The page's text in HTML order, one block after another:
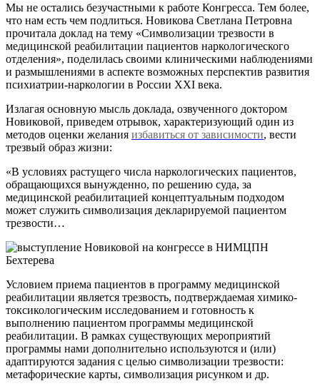
Мы не остались безучастными к работе Конгресса. Тем более,
что нам есть чем подлиться. Новикова Светлана Петровна
прочитала доклад на тему «Символизации трезвости в
медицинской реабилитации пациентов наркологического
отделения», поделилась своими клиническими наблюдениями
и размышлениями в аспекте возможных перспектив развития
психиатрии-наркологии в России XXI века.
Излагая основную мысль доклада, озвученного доктором
Новиковой, приведем отрывок, характеризующий один из
методов оценки желания избавиться от зависимости, вести
трезвый образ жизни:
«В условиях растущего числа наркологических пациентов,
обращающихся вынужденно, по решению суда, за
медицинской реабилитацией концептуальным подходом
может служить символизация декларируемой пациентом
трезвости…
Условием приема пациентов в программу медицинской
реабилитации является трезвость, подтверждаемая химико-
токсикологическим исследованием и готовность к
выполнению пациентом программы медицинской
реабилитации. В рамках существующих мероприятий
программы нами дополнительно используются и (или)
адаптируются задания с целью символизации трезвости:
метафорические карты, символизация рисунком и др.